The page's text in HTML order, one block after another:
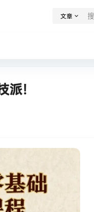
文章
！